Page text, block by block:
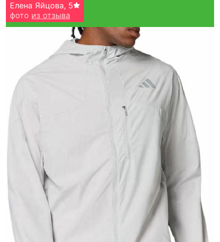
Тройная гарантия
Товар сертифицирован и опломбирован.
Проверяем на оригинальность
по 16 параметрам.
Если придёт подделка — вернём деньги
в трёхкратном размере.
Как мы провеяем товары
Елена Яйцова, 5
фото из отзыва